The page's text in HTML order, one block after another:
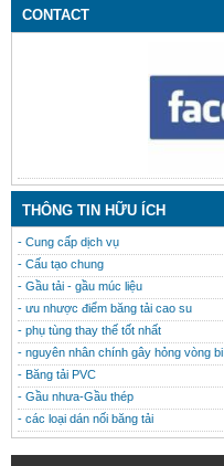
CONTACT
THÔNG TIN HỮU ÍCH
- Cung cấp dịch vụ
- Cấu tạo chung
- Gầu tải - gầu múc liệu
- ưu nhược điểm băng tải cao su
- phụ tùng thay thế tốt nhất
- nguyên nhân chính gây hỏng vòng bi
- Băng tải PVC
- Gầu nhưa-Gầu thép
- các loại dán nối băng tải